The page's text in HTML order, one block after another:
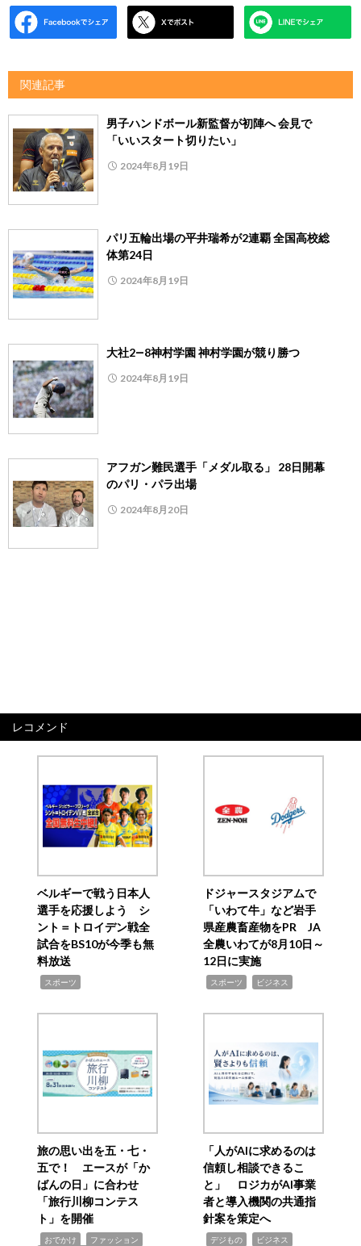
関連記事
男子ハンドボール新監督が初陣へ 会見で
「いいスタート切りたい」
2024年8月19日
パリ五輪出場の平井瑞希が2連覇 全国高校総
体第24日
2024年8月19日
大社2―8神村学園 神村学園が競り勝つ
2024年8月19日
アフガン難民選手「メダル取る」 28日開幕
のパリ・パラ出場
2024年8月20日
レコメンド
ベルギーで戦う日本人
選手を応援しよう シ
ント＝トロイデン戦全
試合をBS10が今季も無
料放送
スポーツ
ドジャースタジアムで
「いわて牛」など岩手
県産農畜産物をPR JA
全農いわてが8月10日～
12日に実施
スポーツ ビジネス
旅の思い出を五・七・
五で！ エースが「か
ばんの日」に合わせ
「旅行川柳コンテス
ト」を開催
おでかけ ファッション
「人がAIに求めるのは
信頼し相談できるこ
と」 ロジカがAI事業
者と導入機関の共通指
針案を策定へ
デジもの ビジネス